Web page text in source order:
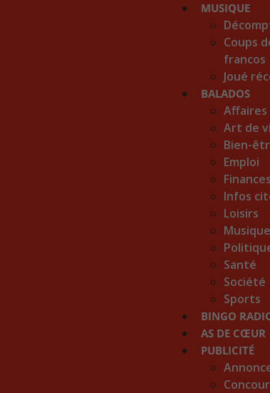
MUSIQUE
Coups
francos
Joué
BALADOS
Affaires
Art de
Bien-
Emploi
Finances
Infos
Loisirs
Musique
Santé
Société
Sports
BINGO
AS DE CŒUR
PUBLICITÉ